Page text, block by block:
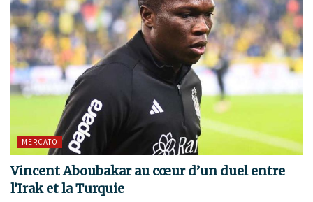
MERCATO
Vincent Aboubakar au cœur d’un duel entre
l’Irak et la Turquie